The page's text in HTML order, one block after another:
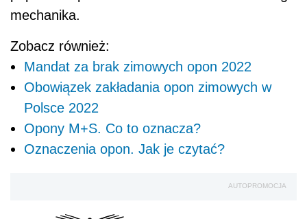
mechanika.
Zobacz również:
Mandat za brak zimowych opon 2022
Obowiązek zakładania opon zimowych w
Polsce 2022
Opony M+S. Co to oznacza?
Oznaczenia opon. Jak je czytać?
AUTOPROMOCJA